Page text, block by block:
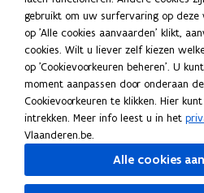
Taaladviezen
Spellingregels
Tips voor duidelijke taal
Bekijk ook
Spellingtests
Boek- en webwijzer
gebruikt om uw surfervaring op
op 'Alle cookies aanvaarden' klikt,
cookies. Wilt u liever zelf kiezen
op 'Cookievoorkeuren beheren'. U
moment aanpassen door onderaan
Cookievoorkeuren te klikken. Hier
intrekken. Meer info leest u in het
Vlaanderen.be.
Alle cookies